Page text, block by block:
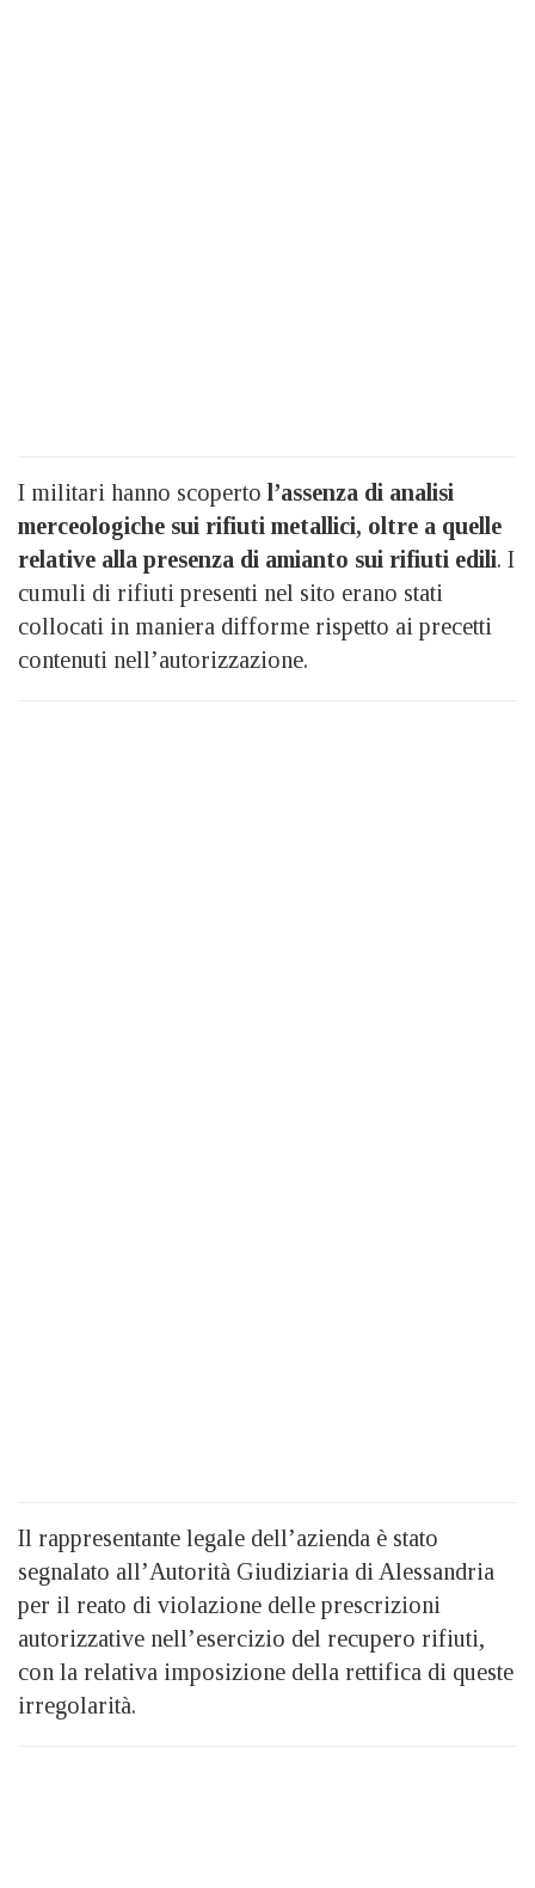
I militari hanno scoperto l’assenza di analisi
merceologiche sui rifiuti metallici, oltre a quelle
relative alla presenza di amianto sui rifiuti edili. I
cumuli di rifiuti presenti nel sito erano stati
collocati in maniera difforme rispetto ai precetti
contenuti nell’autorizzazione.
Il rappresentante legale dell’azienda è stato
segnalato all’Autorità Giudiziaria di Alessandria
per il reato di violazione delle prescrizioni
autorizzative nell’esercizio del recupero rifiuti,
con la relativa imposizione della rettifica di queste
irregolarità.